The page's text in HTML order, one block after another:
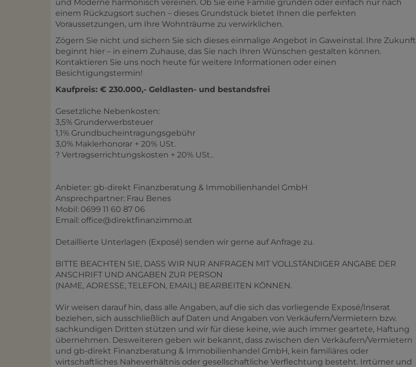
und Moderne harmonisch vereinen. Ob Sie eine Familie gründen oder einfach nur nach
einem Rückzugsort suchen – dieses Grundstück bietet Ihnen die perfekten
Voraussetzungen, um Ihre Wohnträume zu verwirklichen.
Zögern Sie nicht und sichern Sie sich dieses einmalige Angebot in Gaweinstal. Ihre Zukunft
beginnt hier – in einem Zuhause, das Sie nach Ihren Wünschen gestalten können.
Kontaktieren Sie uns noch heute für weitere Informationen oder einen
Besichtigungstermin!
Kaufpreis: € 230.000,- Geldlasten- und bestandsfrei
Gesetzliche Nebenkosten:
3,5% Grunderwerbsteuer
1,1% Grundbucheintragungsgebühr
3,0% Maklerhonorar + 20% USt.
? Vertragserrichtungskosten + 20% USt..
Anbieter: gb-direkt Finanzberatung & Immobilienhandel GmbH
Ansprechpartner: Frau Benes
Mobil: 0699 11 60 87 06
Email: office@direktfinanzimmo.at
Detaillierte Unterlagen (Exposé) senden wir gerne auf Anfrage zu.
BITTE BEACHTEN SIE, DASS WIR NUR ANFRAGEN MIT VOLLSTÄNDIGER ANGABE DER
ANSCHRIFT UND ANGABEN ZUR PERSON
(NAME, ADRESSE, TELEFON, EMAIL) BEARBEITEN KÖNNEN.
Wir weisen darauf hin, dass alle Angaben, auf die sich das vorliegende Exposé/Inserat
beziehen, sich ausschließlich auf Daten und Angaben von Verkäufern/Vermietern bzw.
sachkundigen Dritten stützen und wir für diese keine, wie auch immer geartete, Haftung
übernehmen. Desweiteren geben wir bekannt, dass zwischen den Verkäufern/Vermietern
und gb-direkt Finanzberatung & Immobilienhandel GmbH, kein familiäres oder
wirtschaftliches Naheverhältnis oder gesellschaftliche Verflechtung besteht. Irrtümer und